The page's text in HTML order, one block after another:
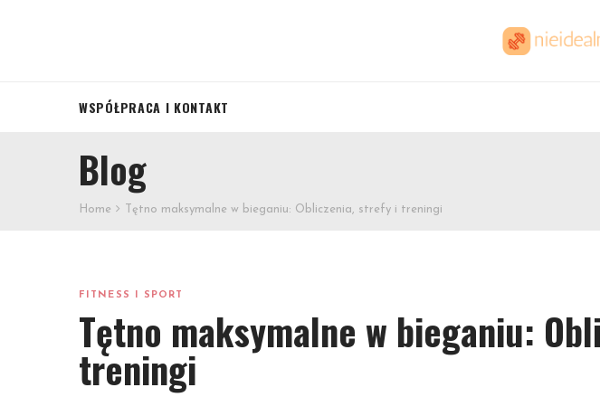
WSPÓŁPRACA I KONTAKT
Blog
Home Tętno maksymalne w bieganiu: Obliczenia, strefy i treningi
FITNESS I SPORT
Tętno maksymalne w bieganiu:
treningi